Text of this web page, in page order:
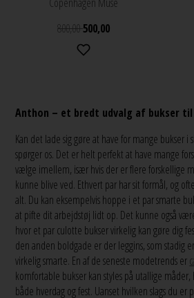
800,00500,00
Anthon – et bredt udvalg af bukser
Kan det lade sig gøre at have for mange bukser i
spørger os. Det er helt perfekt at have mange
vælge imellem, især hvis der er flere forskellige
kunne blive ved. Ethvert par har sit formål, og
alt. Du kan eksempelvis hoppe i et par smarte
at pifte dit arbejdstøj lidt op. Det kunne også
hvor et par culotte bukser virkelig kan gøre dig
den anden boldgade er der leggins, som stadig
virkelig smarte. En af de seneste modetrends er
komfortable bukser kan styles på utallige
både hverdag og fest. Uanset hvilken slags du er